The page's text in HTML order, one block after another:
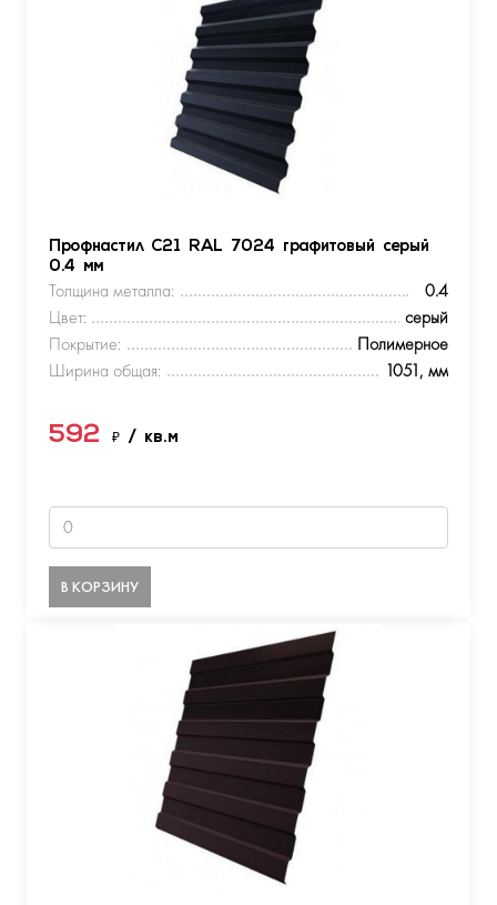
Профнастил С21 RAL 7024 графитовый серый
0.4 мм
Толщина металла:
0.4
Цвет:
серый
Покрытие:
Полимерное
Ширина общая:
1051, мм
592 ₽ / кв.м
В КОРЗИНУ